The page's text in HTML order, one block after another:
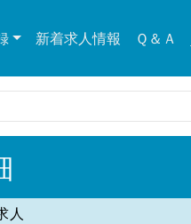
新着求人情報 Ｑ＆Ａ
人